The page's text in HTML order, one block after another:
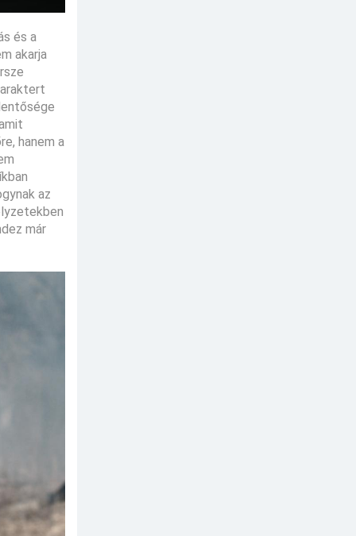
és a
akarja
hanem a
az
már